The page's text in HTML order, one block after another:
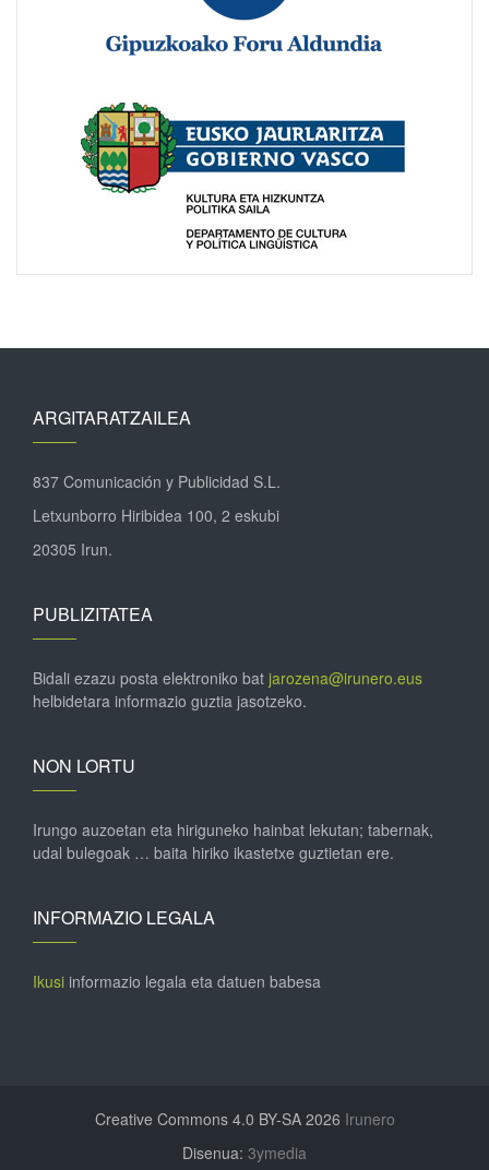
ARGITARATZAILEA
837 Comunicación y Publicidad S.L.
Letxunborro Hiribidea 100, 2 eskubi
20305 Irun.
PUBLIZITATEA
Bidali ezazu posta elektroniko bat jarozena@irunero.eus
helbidetara informazio guztia jasotzeko.
NON LORTU
Irungo auzoetan eta hiriguneko hainbat lekutan; tabernak,
udal bulegoak … baita hiriko ikastetxe guztietan ere.
INFORMAZIO LEGALA
Ikusi informazio legala eta datuen babesa
Creative Commons 4.0 BY-SA 2026 Irunero
Disenua: 3ymedia